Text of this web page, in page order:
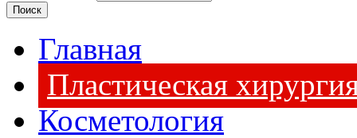
Главная
Пластическая
Косметология